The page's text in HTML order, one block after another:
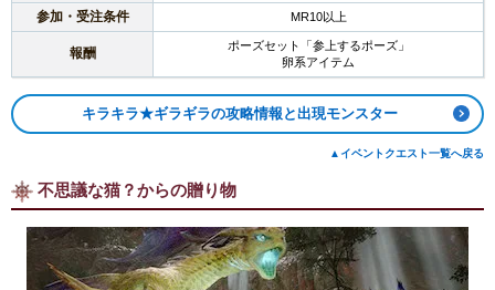
参加・受注条件 MR10以上
報酬
ポーズセット「参上するポーズ」
卵系アイテム
キラキラ★ギラギラの攻略情報と出現モンスター
▲イベントクエスト一覧へ戻る
不思議な猫？からの贈り物